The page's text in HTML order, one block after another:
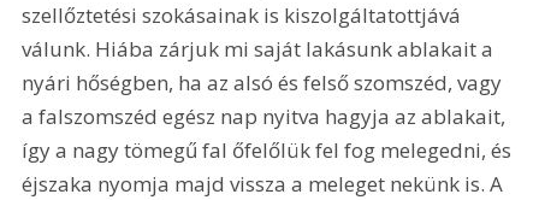
szellőztetési szokásainak is kiszolgáltatottjává
válunk. Hiába zárjuk mi saját lakásunk ablakait a
nyári hőségben, ha az alsó és felső szomszéd, vagy
a falszomszéd egész nap nyitva hagyja az ablakait,
így a nagy tömegű fal őfelőlük fel fog melegedni, és
éjszaka nyomja majd vissza a meleget nekünk is. A